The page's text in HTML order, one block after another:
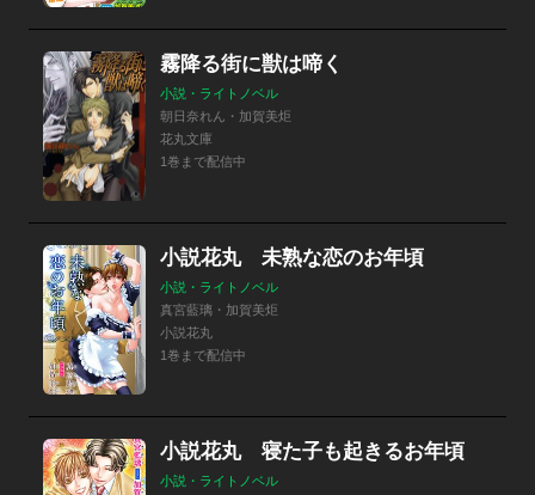
霧降る街に獣は啼く
小説・ライトノベル
朝日奈れん・加賀美炬
花丸文庫
1巻まで配信中
小説花丸 未熟な恋のお年頃
小説・ライトノベル
真宮藍璃・加賀美炬
小説花丸
1巻まで配信中
小説花丸 寝た子も起きるお年頃
小説・ライトノベル